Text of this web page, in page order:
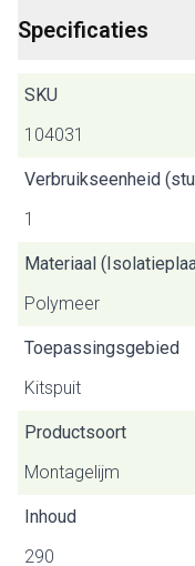
Specificaties
SKU
104031
Verbruikseenheid
1
Materiaal
Polymeer
Toepassingsgebied
Kitspuit
Productsoort
Montagelijm
Inhoud
290